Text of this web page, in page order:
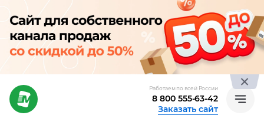
Работаем по всей России
8 800 555-63-42
Заказать сайт